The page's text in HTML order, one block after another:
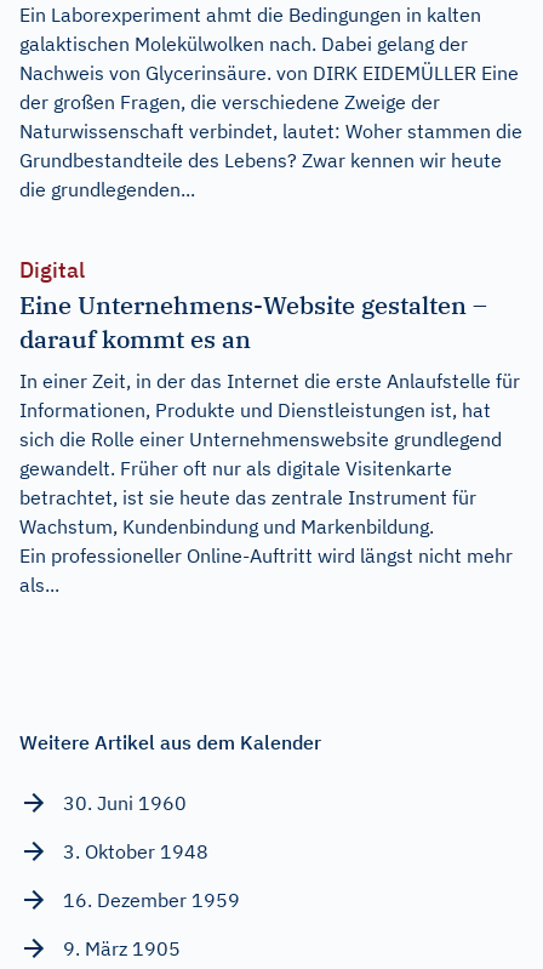
Ein Laborexperiment ahmt die Bedingungen in kalten
galaktischen Molekülwolken nach. Dabei gelang der
Nachweis von Glycerinsäure. von DIRK EIDEMÜLLER Eine
der großen Fragen, die verschiedene Zweige der
Naturwissenschaft verbindet, lautet: Woher stammen die
Grundbestandteile des Lebens? Zwar kennen wir heute
die grundlegenden...
Digital
Eine Unternehmens-Website gestalten –
darauf kommt es an
In einer Zeit, in der das Internet die erste Anlaufstelle für
Informationen, Produkte und Dienstleistungen ist, hat
sich die Rolle einer Unternehmenswebsite grundlegend
gewandelt. Früher oft nur als digitale Visitenkarte
betrachtet, ist sie heute das zentrale Instrument für
Wachstum, Kundenbindung und Markenbildung.
Ein professioneller Online-Auftritt wird längst nicht mehr
als...
Weitere Artikel aus dem Kalender
30. Juni 1960
3. Oktober 1948
16. Dezember 1959
9. März 1905